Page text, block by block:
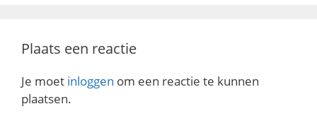
Plaats een reactie
Je moet inloggen om een reactie te kunnen
plaatsen.